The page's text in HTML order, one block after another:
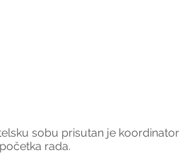
sobu prisutan je koordinator
rada.